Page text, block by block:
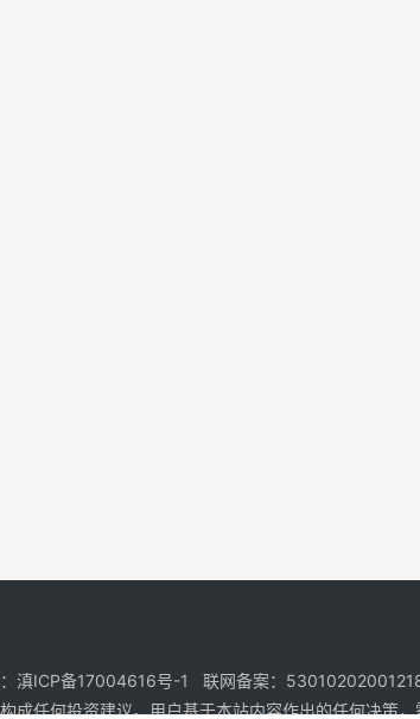
：滇ICP备17004616号-1 联网备案：
成任何投资建议。用户基于本站内容作出的任何决策，